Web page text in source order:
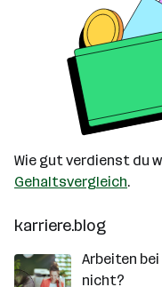
Wie gut verdienst du
Gehaltsvergleich.
karriere.blog
Arbeiten
nicht?